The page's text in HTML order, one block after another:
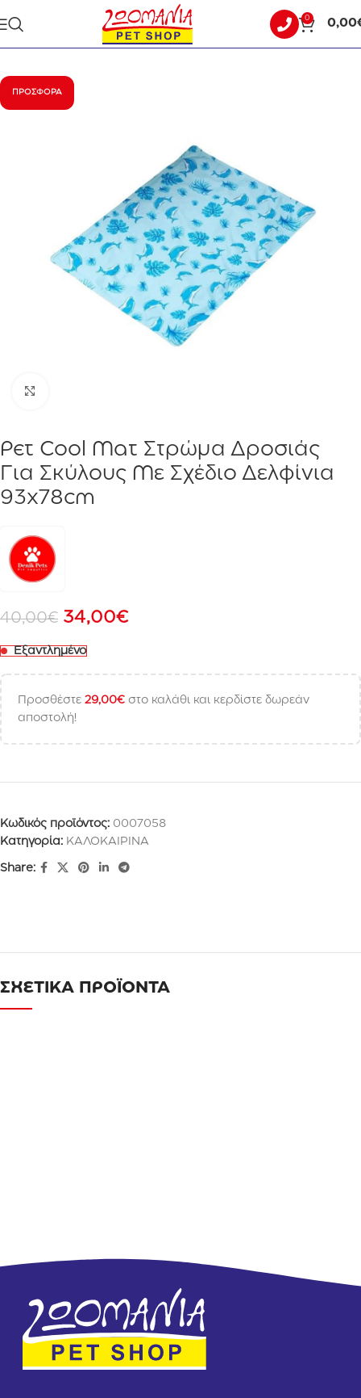
0 0,00
ΣΚΥΛΟΣ ΚΑΛΟΚΑΙΡΙΝΑ
ΠΡΟΣΦΟΡΆ
Pet Cool Mat Στρώμα Δροσιάς
Για Σκύλους Με Σχέδιο Δελφίνια
93x78cm
40,00€ 34,00€
Εξαντλημένο
Προσθέστε 29,00€ στο καλάθι και κερδίστε δωρεάν
αποστολή!
Κωδικός προϊόντος: 0007058
Κατηγορία: ΚΑΛΟΚΑΙΡΙΝΑ
Share:
ΣΧΕΤΙΚΑ ΠΡΟΪΟΝΤΑ